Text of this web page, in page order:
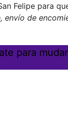
Felipe para
envío de
para